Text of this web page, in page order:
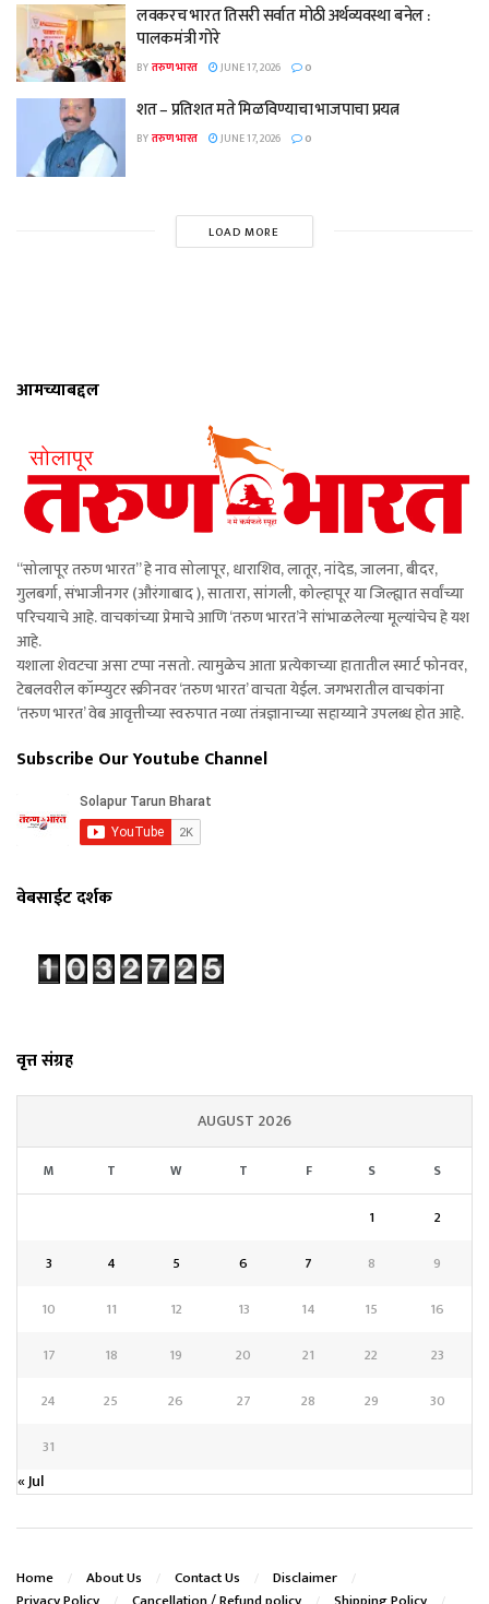
लवकरच भारत तिसरी सर्वात मोठी अर्थव्यवस्था बनेल :
पालकमंत्री गोरे
BYतरुण भारत JUNE 17, 2026 0
शत – प्रतिशत मते मिळविण्याचा भाजपाचा प्रयत्न
BYतरुण भारत JUNE 17, 2026 0
LOAD MORE
आमच्याबद्दल
“सोलापूर तरुण भारत” हे नाव सोलापूर, धाराशिव, लातूर, नांदेड, जालना, बीदर,
गुलबर्गा, संभाजीनगर (औरंगाबाद ), सातारा, सांगली, कोल्हापूर या जिल्ह्यात सर्वांच्या
परिचयाचे आहे. वाचकांच्या प्रेमाचे आणि ‘तरुण भारत’ने सांभाळलेल्या मूल्यांचेच हे यश
आहे.
यशाला शेवटचा असा टप्पा नसतो. त्यामुळेच आता प्रत्येकाच्या हातातील स्मार्ट फोनवर,
टेबलवरील कॉम्प्युटर स्क्रीनवर ‘तरुण भारत’ वाचता येईल. जगभरातील वाचकांना
‘तरुण भारत’ वेब आवृत्तीच्या स्वरुपात नव्या तंत्रज्ञानाच्या सहाय्याने उपलब्ध होत आहे.
Subscribe Our Youtube Channel
वेबसाईट दर्शक
वृत्त संग्रह
AUGUST 2026
M T W T F S S
1
2
3
4 5 6 7 8
9
10
11 12 13 14 15
16
17
18 19 20 21 22
23
24
25 26 27 28 29
30
31
« Jul
Home About Us Contact Us
Disclaimer